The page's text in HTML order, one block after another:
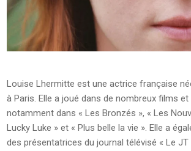
Louise Lhermitte est une actrice française
à Paris. Elle a joué dans de nombreux films
notamment dans « Les Bronzés », « Les
Lucky Luke » et « Plus belle la vie ». Elle a
des présentatrices du journal télévisé « Le JT